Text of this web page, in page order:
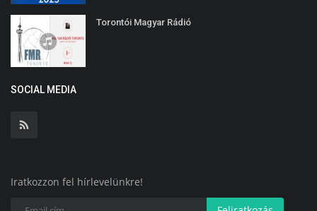
Torontói Magyar Rádió
SOCIAL MEDIA
Iratkozzon fel hírlevelünkre!